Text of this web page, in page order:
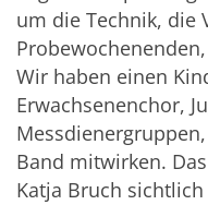
um die Technik, die
Wir haben einen
Erwachsenenchor,
Band mitwirken.
Katja Bruch